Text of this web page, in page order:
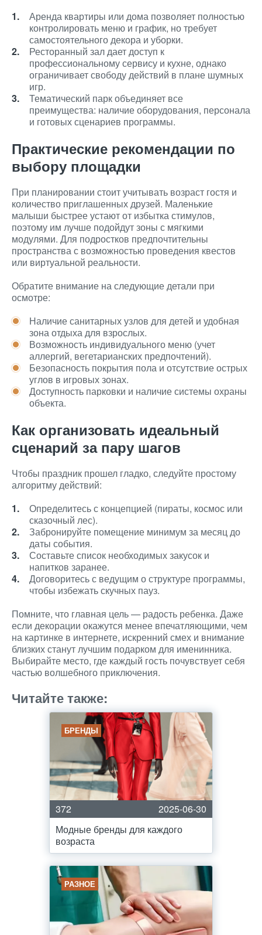
Аренда квартиры или дома позволяет полностью
контролировать меню и график, но требует
самостоятельного декора и уборки.
Ресторанный зал дает доступ к
профессиональному сервису и кухне, однако
ограничивает свободу действий в плане шумных
игр.
Тематический парк объединяет все
преимущества: наличие оборудования, персонала
и готовых сценариев программы.
Практические рекомендации по
выбору площадки
При планировании стоит учитывать возраст гостя и
количество приглашенных друзей. Маленькие
малыши быстрее устают от избытка стимулов,
поэтому им лучше подойдут зоны с мягкими
модулями. Для подростков предпочтительны
пространства с возможностью проведения квестов
или виртуальной реальности.
Обратите внимание на следующие детали при
осмотре:
Наличие санитарных узлов для детей и удобная
зона отдыха для взрослых.
Возможность индивидуального меню (учет
аллергий, вегетарианских предпочтений).
Безопасность покрытия пола и отсутствие острых
углов в игровых зонах.
Доступность парковки и наличие системы охраны
объекта.
Как организовать идеальный
сценарий за пару шагов
Чтобы праздник прошел гладко, следуйте простому
алгоритму действий:
Определитесь с концепцией (пираты, космос или
сказочный лес).
Забронируйте помещение минимум за месяц до
даты события.
Составьте список необходимых закусок и
напитков заранее.
Договоритесь с ведущим о структуре программы,
чтобы избежать скучных пауз.
Помните, что главная цель — радость ребенка. Даже
если декорации окажутся менее впечатляющими, чем
на картинке в интернете, искренний смех и внимание
близких станут лучшим подарком для именинника.
Выбирайте место, где каждый гость почувствует себя
частью волшебного приключения.
Читайте также:
БРЕНДЫ
372
2025-06-30
Модные бренды для каждого
возраста
РАЗНОЕ